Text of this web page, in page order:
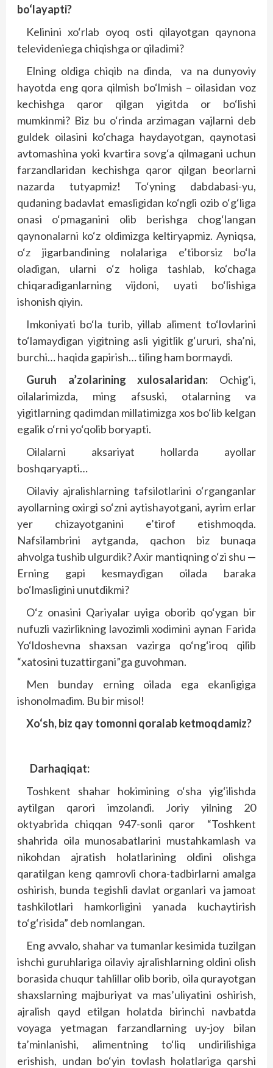
bo‘layapti?
Kelinini xo‘rlab oyoq osti qilayotgan qaynona
televideniega chiqishga or qiladimi?
Elning oldiga chiqib na dinda, va na dunyoviy
hayotda eng qora qilmish bo‘lmish – oilasidan voz
kechishga qaror qilgan yigitda or bo‘lishi
mumkinmi? Biz bu o‘rinda arzimagan vajlarni deb
guldek oilasini ko‘chaga haydayotgan, qaynotasi
avtomashina yoki kvartira sovg‘a qilmagani uchun
farzandlaridan kechishga qaror qilgan beorlarni
nazarda tutyapmiz! To‘yning dabdabasi-yu,
qudaning badavlat emasligidan ko‘ngli ozib o‘g‘liga
onasi o‘pmaganini olib berishga chog‘langan
qaynonalarni ko‘z oldimizga keltiryapmiz. Ayniqsa,
o‘z jigarbandining nolalariga e’tiborsiz bo‘la
oladigan, ularni o‘z holiga tashlab, ko‘chaga
chiqaradiganlarning vijdoni, uyati bo‘lishiga
ishonish qiyin.
Imkoniyati bo‘la turib, yillab aliment to‘lovlarini
to‘lamaydigan yigitning asli yigitlik g‘ururi, sha’ni,
burchi… haqida gapirish… tiling ham bormaydi.
Guruh a’zolarining xulosalaridan: Ochig‘i,
oilalarimizda, ming afsuski, otalarning va
yigitlarning qadimdan millatimizga xos bo‘lib kelgan
egalik o‘rni yo‘qolib boryapti.
Oilalarni aksariyat hollarda ayollar
boshqaryapti…
Oilaviy ajralishlarning tafsilotlarini o‘rganganlar
ayollarning oxirgi so‘zni aytishayotgani, ayrim erlar
yer chizayotganini e’tirof etishmoqda.
Nafsilambrini aytganda, qachon biz bunaqa
ahvolga tushib ulgurdik? Axir mantiqning o‘zi shu —
Erning gapi kesmaydigan oilada baraka
bo‘lmasligini unutdikmi?
O‘z onasini Qariyalar uyiga oborib qo‘ygan bir
nufuzli vazirlikning lavozimli xodimini aynan Farida
Yo‘ldoshevna shaxsan vazirga qo‘ng‘iroq qilib
“xatosini tuzattirgani”ga guvohman.
Men bunday erning oilada ega ekanligiga
ishonolmadim. Bu bir misol!
Xo‘sh, biz qay tomonni qoralab ketmoqdamiz?
Darhaqiqat:
Toshkent shahar hokimining o‘sha yig‘ilishda
aytilgan qarori imzolandi. Joriy yilning 20
oktyabrida chiqqan 947-sonli qaror “Toshkent
shahrida oila munosabatlarini mustahkamlash va
nikohdan ajratish holatlarining oldini olishga
qaratilgan keng qamrovli chora-tadbirlarni amalga
oshirish, bunda tegishli davlat organlari va jamoat
tashkilotlari hamkorligini yanada kuchaytirish
to‘g‘risida” deb nomlangan.
Eng avvalo, shahar va tumanlar kesimida tuzilgan
ishchi guruhlariga oilaviy ajralishlarning oldini olish
borasida chuqur tahlillar olib borib, oila qurayotgan
shaxslarning majburiyat va mas’uliyatini oshirish,
ajralish qayd etilgan holatda birinchi navbatda
voyaga yetmagan farzandlarning uy-joy bilan
ta’minlanishi, alimentning to‘liq undirilishiga
erishish, undan bo‘yin tovlash holatlariga qarshi